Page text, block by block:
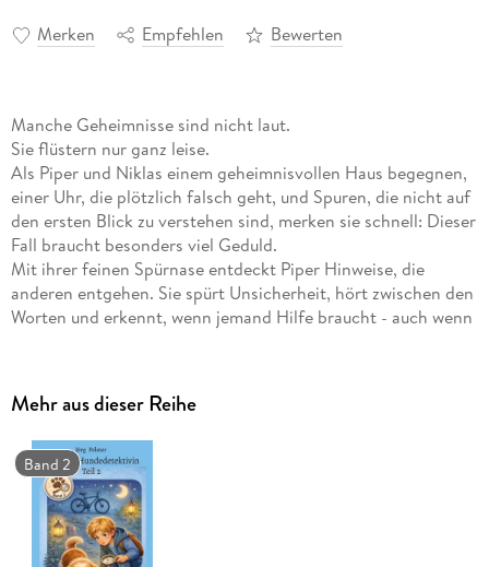
Merken Empfehlen Bewerten
Manche Geheimnisse sind nicht laut.
Sie flüstern nur ganz leise.
Als Piper und Niklas einem geheimnisvollen Haus begegnen,
einer Uhr, die plötzlich falsch geht, und Spuren, die nicht auf
den ersten Blick zu verstehen sind, merken sie schnell: Dieser
Fall braucht besonders viel Geduld.
Mit ihrer feinen Spürnase entdeckt Piper Hinweise, die
anderen entgehen. Sie spürt Unsicherheit, hört zwischen den
Worten und erkennt, wenn jemand Hilfe braucht - auch wenn
braucht es Mut, um das Richtige zu tun.
Dieses neue Abenteuer zeigt, dass echte Detektivarbeit auch
leise sein kann - und dass Vertrauen oft der wichtigste
Schlüssel ist.
Ein gefühlvolles und zugleich spannendes Kinderbuch für
kleine Spürnasen ab 6 Jahren.
Mehr aus dieser Reihe
Band 2